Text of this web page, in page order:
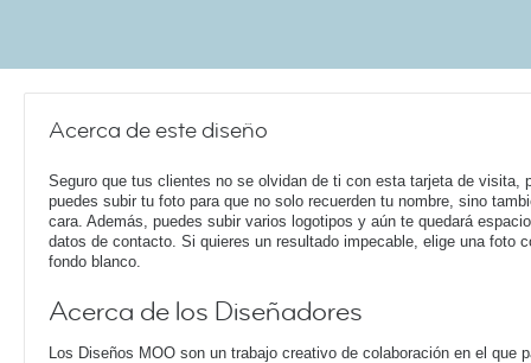
Acerca de este diseño
Seguro que tus clientes no se olvidan de ti con esta tarjeta de visita,
puedes subir tu foto para que no solo recuerden tu nombre, sino
cara. Además, puedes subir varios logotipos y aún te quedará
datos de contacto. Si quieres un resultado impecable, elige una foto
fondo blanco.
Acerca de los Diseñadores
Los Diseños MOO son un trabajo creativo de colaboración en el que